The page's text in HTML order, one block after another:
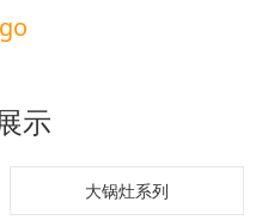
示
大锅灶系列